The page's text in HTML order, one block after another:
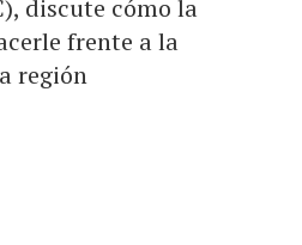
discute cómo la
frente a la
región